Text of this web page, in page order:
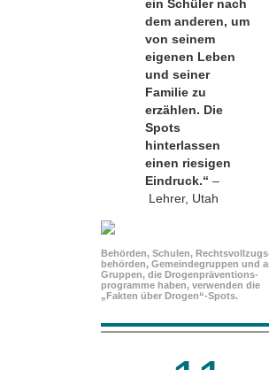
ein Schüler nach
dem anderen, um
von seinem
eigenen Leben
und seiner
Familie zu
erzählen. Die
Spots
hinterlassen
einen riesigen
Eindruck.“ –
Lehrer, Utah
Behörden, Schulen,
behörden, Gemeindegruppen und
Gruppen, die Drogenpräventions­
programme haben, verwenden die
„Fakten über Drogen“-Spots.